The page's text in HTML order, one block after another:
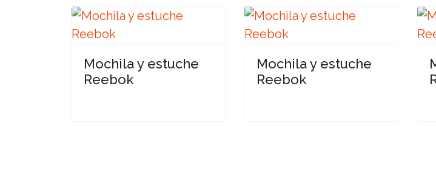
Mochila y estuche
Reebok
Mochila y estuche
Reebok